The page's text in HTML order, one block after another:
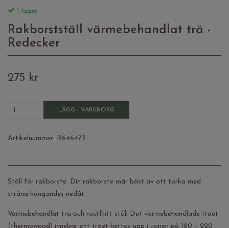
I lager.
Rakborstställ värmebehandlat trä -
Redecker
275 kr
LÄGG I VARUKORG
Artikelnummer: R646473
Ställ för rakborste. Din rakborste mår bäst av att torka med
stråna hängandes nedåt.
Värmebehandlat trä och rostfritt stål. Det värmebehandlade träet
(thermowood) innebär att träet hettas upp i ugnen på 180 – 220